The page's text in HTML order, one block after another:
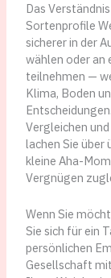
Das
Sortenprofile
sicherer in der
wählen oder an
teilnehmen —
Klima, Boden
Vergleichen
lachen Sie über
kleine Aha-
Vergnügen
Wenn Sie
Sie sich für ein
persönlichen
Gesellschaft